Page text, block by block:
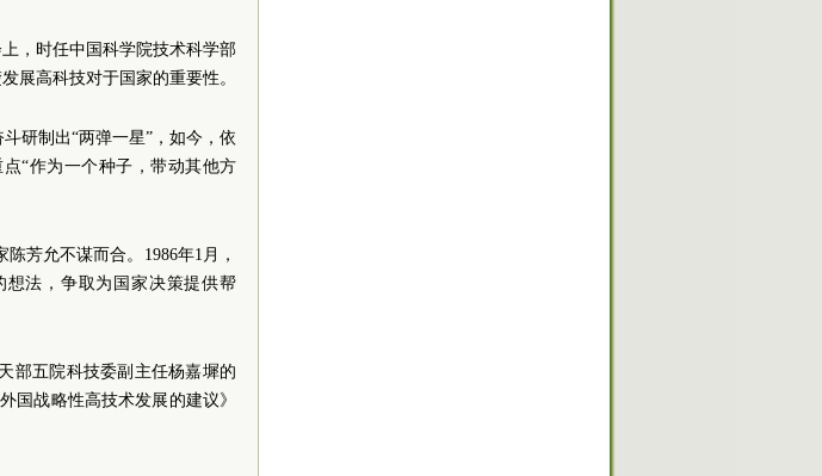
，时任中国科学院技术科学部
展高科技对于国家的重要性。
研制出“两弹一星”，如今，依
“作为一个种子，带动其他方
芳允不谋而合。1986年1月，
想法，争取为国家决策提供帮
部五院科技委副主任杨嘉墀的
国战略性高技术发展的建议》